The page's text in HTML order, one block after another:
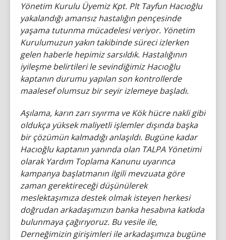
Yönetim Kurulu Üyemiz Kpt. Plt Tayfun Hacıoğlu
yakalandığı amansız hastalığın pençesinde
yaşama tutunma mücadelesi veriyor. Yönetim
Kurulumuzun yakın takibinde süreci izlerken
gelen haberle hepimiz sarsıldık. Hastalığının
iyileşme belirtileri le sevindiğimiz Hacıoğlu
kaptanın durumu yapılan son kontrollerde
maalesef olumsuz bir seyir izlemeye başladı.
Aşılama, karın zarı sıyırma ve Kök hücre nakli gibi
oldukça yüksek maliyetli işlemler dışında başka
bir çözümün kalmadığı anlaşıldı. Bugüne kadar
Hacıoğlu kaptanın yanında olan TALPA Yönetimi
olarak Yardım Toplama Kanunu uyarınca
kampanya başlatmanın ilgili mevzuata göre
zaman gerektireceği düşünülerek
meslektaşımıza destek olmak isteyen herkesi
doğrudan arkadaşımızın banka hesabına katkıda
bulunmaya çağırıyoruz. Bu vesile ile,
Derneğimizin girişimleri ile arkadaşımıza bugüne